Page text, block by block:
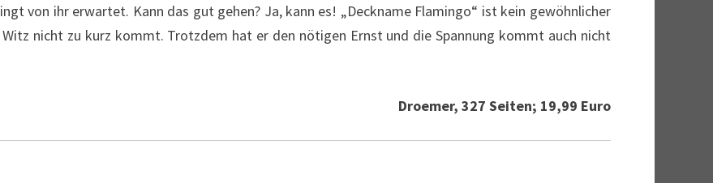
von ihr erwartet. Kann das gut gehen? Ja, kann es! „Deckname Flamingo“ ist kein gewöhnlicher
nicht zu kurz kommt. Trotzdem hat er den nötigen Ernst und die Spannung kommt auch nicht
Droemer, 327 Seiten; 19,99 Euro